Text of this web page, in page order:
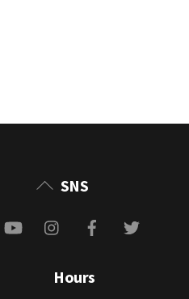
Back
Top
SNS
YouTube Instagram
Hours